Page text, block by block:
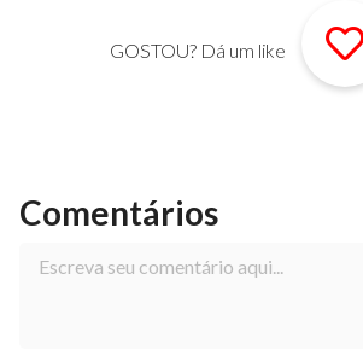
GOSTOU? Dá um like
Comentários